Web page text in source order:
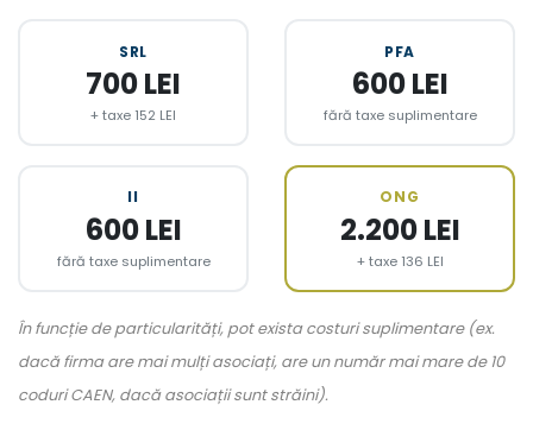
SRL
700 LEI
+ taxe 152 LEI
PFA
600 LEI
fără taxe suplimentare
II
600 LEI
fără taxe suplimentare
ONG
2.200 LEI
+ taxe 136 LEI
În funcție de particularități, pot exista costuri suplimentare (ex.
dacă firma are mai mulți asociați, are un număr mai mare de 10
coduri CAEN, dacă asociații sunt străini).